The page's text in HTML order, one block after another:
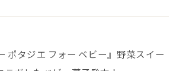
ポタジエ フォー ベビー』野菜スイー